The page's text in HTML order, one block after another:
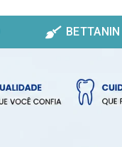
BETTANIN